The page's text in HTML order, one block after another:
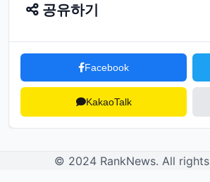
공유하기
Facebook
KakaoTalk
© 2024 RankNews. All